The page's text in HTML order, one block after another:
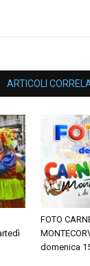
ARTICOLI
FOTO
domenica